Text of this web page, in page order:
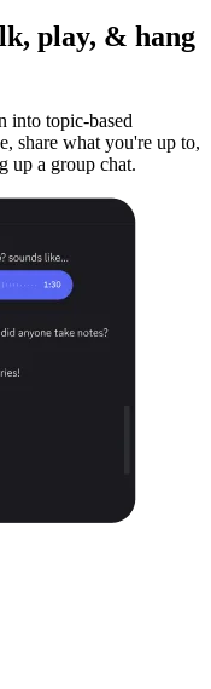
play, & hang
into topic-based
share what you're up to,
up a group chat.